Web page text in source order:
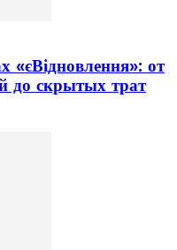
«єВідновлення»: от
до скрытых трат